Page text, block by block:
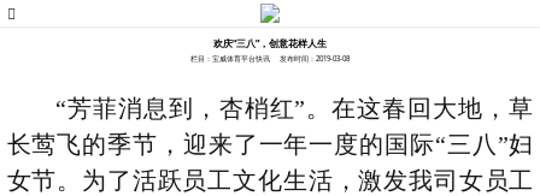
欢庆“三八”，创意花样人生
栏目：宝威体育平台快讯 发布时间：2019-03-08
“芳菲消息到，杏梢红”。在这春回大地，草
长莺飞的季节，迎来了一年一度的国际“三八”妇
女节。为了活跃员工文化生活，激发我司女员工